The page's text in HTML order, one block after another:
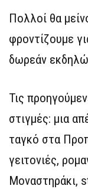
Πολλοί θα
φροντίζουμε
δωρεάν
Τις
στιγμές: μια
ταγκό στα
γειτονιές,
Μοναστηράκι,